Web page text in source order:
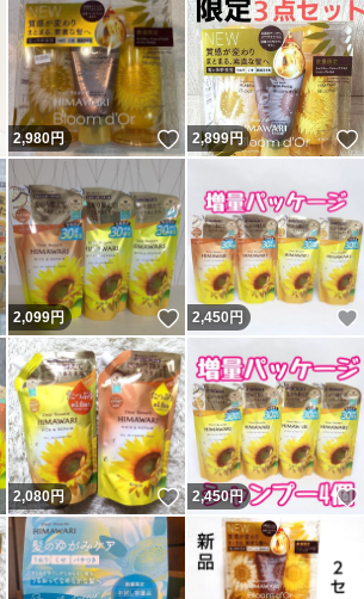
いいね！
2,980円 いいね！
2,899円
いいね！
2,099円 いいね！
2,450 円
いいね！
2,080円 いいね！
2,450円